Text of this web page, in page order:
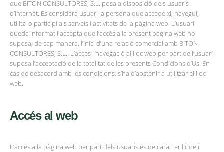
que BITON CONSULTORES, S.L. posa a disposició dels usuaris
d’Internet. Es considera usuari la persona que accedeixi, navegui,
utilitzi o participi als serveis i activitats de la pàgina web. L’usuari
queda informat i accepta que l’accés a la present pàgina web no
suposa, de cap manera, l’inici d’una relació comercial amb BITON
CONSULTORES, S.L.. L’accés i navegació al lloc web per part de l’usuari
suposa l’acceptació de la totalitat de les presents Condicions d’Ús. En
cas de desacord amb les condicions, s’ha d’abstenir a utilitzar el lloc
web.
Accés al web
L’accés a la pàgina web per part dels usuaris és de caràcter lliure i